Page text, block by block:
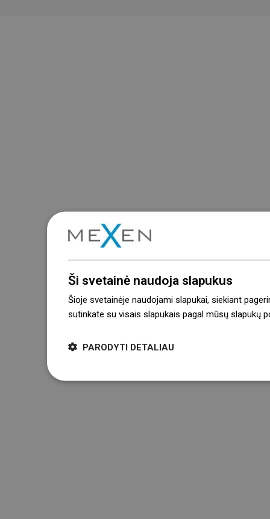
Ši svetainė naudoja slapukus
Šioje svetainėje naudojami slapukai, siekiant
sutinkate su visais slapukais pagal mūsų slapukų
PARODYTI DETALIAU